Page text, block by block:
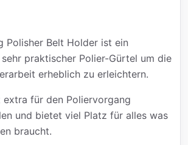
Polisher Belt Holder ist ein
praktischer Polier-Gürtel um die
erheblich zu erleichtern.
extra für den Poliervorgang
und bietet viel Platz für alles was
braucht.